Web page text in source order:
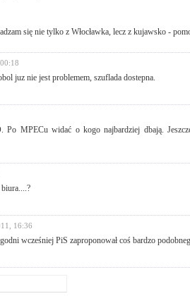
się nie tylko z Włocławka, lecz z kujawsko -
juz nie jest problemem, szuflada dostepna.
MPECu widać o kogo najbardziej dbają.
16:36
wcześniej PiS zaproponował coś bardzo